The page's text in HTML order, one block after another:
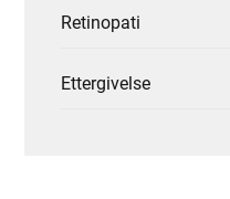
Retinopati
Ettergivelse